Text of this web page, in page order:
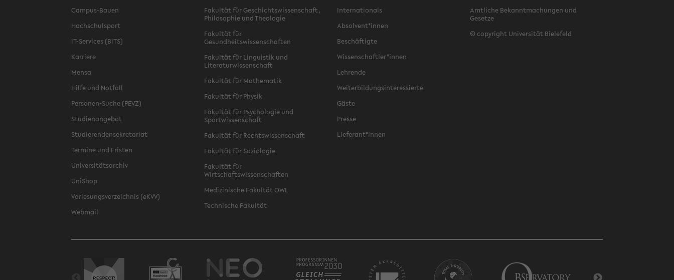
Campus-Bauen
Hochschulsport
IT-Services (BITS)
Karriere
Mensa
Hilfe und Notfall
Personen-Suche (PEVZ)
Studienangebot
Studierendensekretariat
Termine und Fristen
Universitätsarchiv
UniShop
Vorlesungsverzeichnis (eKVV)
Webmail
Fakultät für Geschichtswissenschaft,
Philosophie und Theologie
Fakultät für
Gesundheitswissenschaften
Fakultät für Linguistik und
Literaturwissenschaft
Fakultät für Mathematik
Fakultät für Physik
Fakultät für Psychologie und
Sportwissenschaft
Fakultät für Rechtswissenschaft
Fakultät für Soziologie
Fakultät für
Wirtschaftswissenschaften
Medizinische Fakultät OWL
Technische Fakultät
Internationals
Absolvent*innen
Beschäftigte
Wissenschaftler*innen
Lehrende
Weiterbildungsinteressierte
Gäste
Presse
Lieferant*innen
Amtliche Bekanntmachungen und
Gesetze
© copyright Universität Bielefeld